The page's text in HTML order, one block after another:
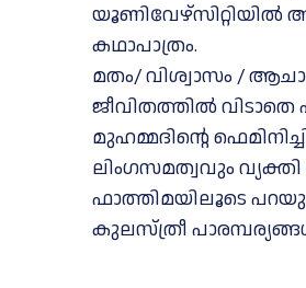
യൂണിവേഴ്സിറ്റിയിൽ
കഥാപാത്രം.
മതം/ വിശ്വാസം /
ജീവിതത്തിൽ
മുഹമ്മദിൻ്റെ
ലിംഗസമത്വവും വ്യക്തി
ഫാത്തിമയിലൂടെ
കുലസ്ത്രീ